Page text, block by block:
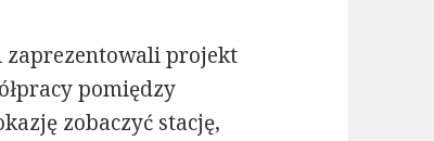
zaprezentowali projekt
pomiędzy
zobaczyć stację,